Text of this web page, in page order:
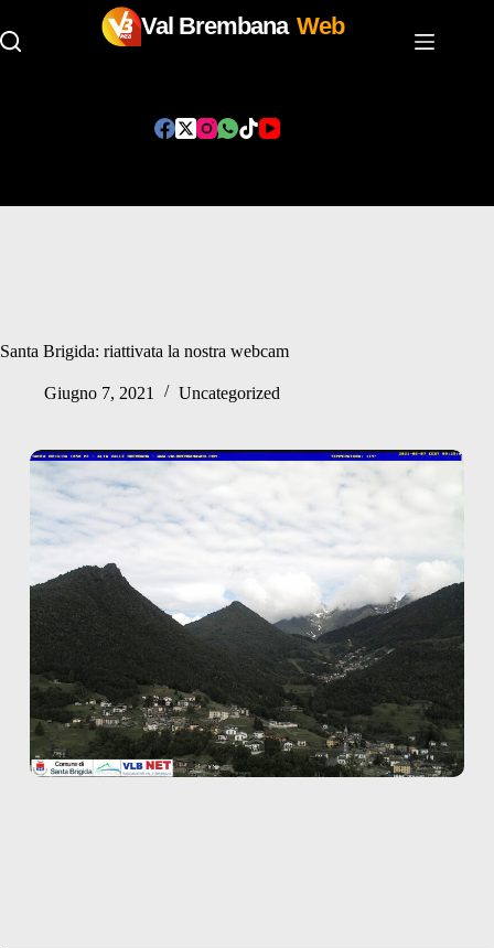
Val Brembana Web
Santa Brigida: riattivata la nostra webcam
Giugno 7, 2021 Uncategorized